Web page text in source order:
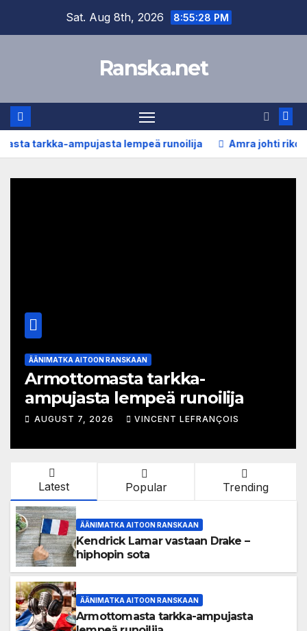
Sat. Aug 8th, 2026 8:55:29 PM
Ranska.net
ampujasta lempeä runoilija Amra johti
ÄÄNIMATKA AITOON RANSKAAN
Amra johti rikollisimperiumia
vankilasta
AUGUST 6, 2026 VINCENT LEFRANÇOIS
Latest Popular Trending
ÄÄNIMATKA AITOON RANSKAAN
Kendrick Lamar vastaan Drake –
hiphopin sota
ÄÄNIMATKA AITOON RANSKAAN
Armottomasta tarkka-ampujasta